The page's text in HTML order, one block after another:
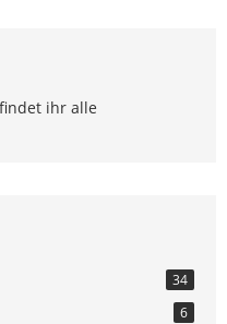
ihr alle
34
6